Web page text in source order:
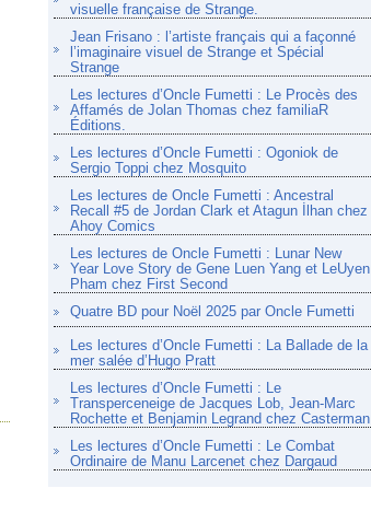
visuelle française de Strange.
Jean Frisano : l’artiste français qui a façonné
l’imaginaire visuel de Strange et Spécial
Strange
Les lectures d’Oncle Fumetti : Le Procès des
Affamés de Jolan Thomas chez familiaR
Éditions.
Les lectures d’Oncle Fumetti : Ogoniok de
Sergio Toppi chez Mosquito
Les lectures de Oncle Fumetti : Ancestral
Recall #5 de Jordan Clark et Atagun İlhan chez
Ahoy Comics
Les lectures de Oncle Fumetti : Lunar New
Year Love Story de Gene Luen Yang et LeUyen
Pham chez First Second
Quatre BD pour Noël 2025 par Oncle Fumetti
Les lectures d’Oncle Fumetti : La Ballade de la
mer salée d’Hugo Pratt
Les lectures d’Oncle Fumetti : Le
Transperceneige de Jacques Lob, Jean-Marc
Rochette et Benjamin Legrand chez Casterman
Les lectures d’Oncle Fumetti : Le Combat
Ordinaire de Manu Larcenet chez Dargaud